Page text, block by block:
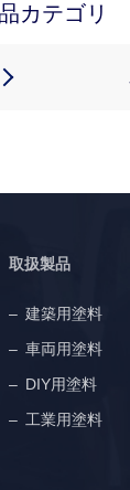
カテゴリ
取扱製品
建築用塗料
車両用塗料
DIY用塗料
工業用塗料